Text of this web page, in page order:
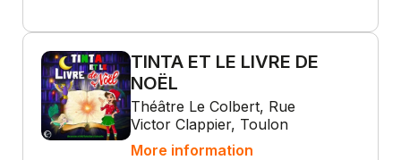
TINTA ET LE LIVRE DE
NOËL
Théâtre Le Colbert, Rue
Victor Clappier, Toulon
More information